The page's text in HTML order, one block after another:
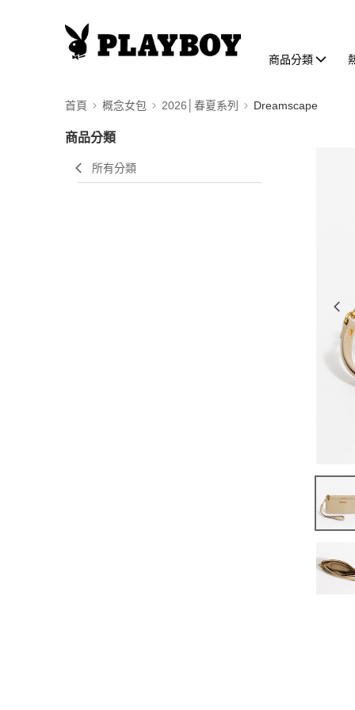
商品分類
首頁 概念女包 2026│春夏系列 Dreamscape
商品分類
所有分類